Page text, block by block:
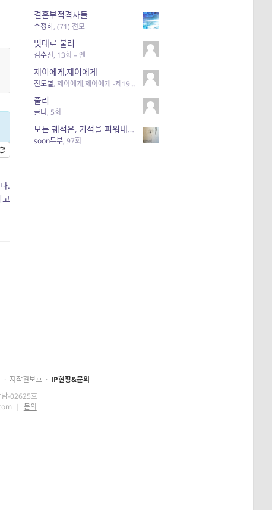
.
결혼부적격자들
수정하, (71) 전모
멋대로 불러
김수진, 13회 – 엔
제이에게,제이에게
진도별, 제이에게,제이에게 -제19화-
줄리
글디 , 5회
모든 궤적은, 기적을 피워내기 위해 있다.
soon두부, 97회
· 저작권보호 · IP현황&문의
남-02625호
| 문의